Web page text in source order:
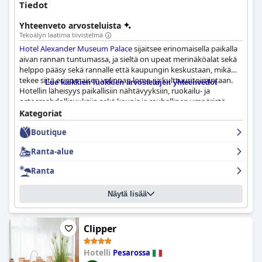
Tiedot
Yhteenveto arvosteluista
Tekoälyn laatima tiivistelmä
Hotel Alexander Museum Palacesijaitsee erinomaisella paikalla
aivan rannan tuntumassa, ja sieltä on upeat merinäköalat sekä
helppo pääsy sekä rannalle että kaupungin keskustaan, mikä
tekee siitä erinomaisen valinnan loma- ja kulttuuritoimintaan.
Hotellin läheisyys paikallisiin nähtävyyksiin, ruokailu- ja
ostosmahdollisuuksiin sekä kaunis ja rauhallinen ympäristö
ovat vieraiden erittäin arvostamia.
Aamiaiskokemus hotellissa saa jatkuvasti kiitosta
vaihtoehtoja kaikkiin ruokavalioihin. Tuoreet hedelmät,
leivonnaiset ja hyvin valmistetut cappuccinot ovat erinomaisia,
ja niistä nautitaan usein ruokailutilassa, josta on upeat
merinäköalat. Myös illallistarjonta on saanut hyvän
vastaanoton, ja vieraat ovat korostaneet herkullista,
epätavallista ruokaa, erinomaista viinivalikoimaa ja miellyttävää
ruokailuympäristöä.
Hotellin huoneet on sisustettu ainutlaatuisesti nykytaiteilijoiden
toimesta, mikä tekee oleskelusta esteettisesti miellyttävän.
Vieraat mainitsevat usein viihtyisän ja siistin ympäristön sekä
Lue kaikkien luokkien arvostelujen yhteenvedot
Kategoriat
Boutique
Ranta-alue
Ranta
Näytä lisää
Clipper
Hotelli Pesarossa